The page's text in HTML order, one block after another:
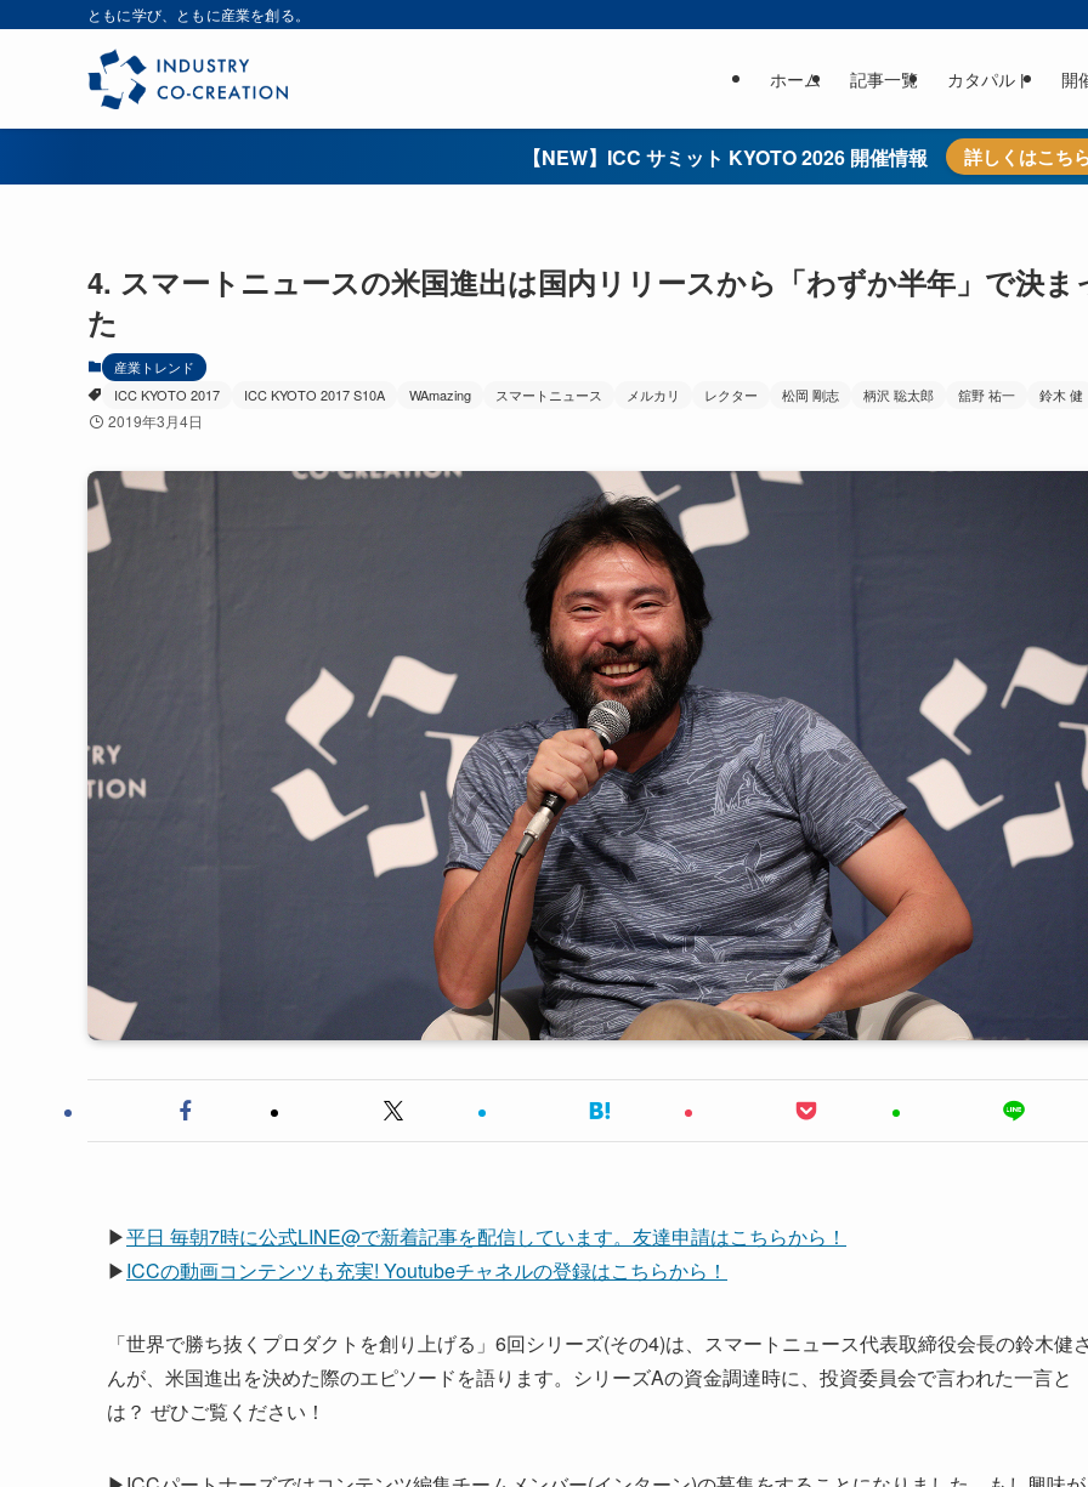
ともに学び、ともに産業を創る。
ホーム 記事一覧 カタパルト 開
【NEW】ICC サミット KYOTO 2026 開催情報 詳しくはこち
4. スマートニュースの米国進出は国内リリースから「わずか半年」で決ま
た
産業トレンド
ICC KYOTO 2017
ICC KYOTO 2017 S10A WAmazing スマートニュース メルカリ レクター 松岡 剛志 柄沢 聡太郎 舘野 祐一 鈴木 健
2019年3月4日
▶平日 毎朝7時に公式LINE@で新着記事を配信しています。友達申請はこちらから！
▶ICCの動画コンテンツも充実! Youtubeチャネルの登録はこちらから！
「世界で勝ち抜くプロダクトを創り上げる」6回シリーズ(その4)は、スマートニュース代表取締役会長の鈴木健
んが、米国進出を決めた際のエピソードを語ります。シリーズAの資金調達時に、投資委員会で言われた一言と
は？ ぜひご覧ください！